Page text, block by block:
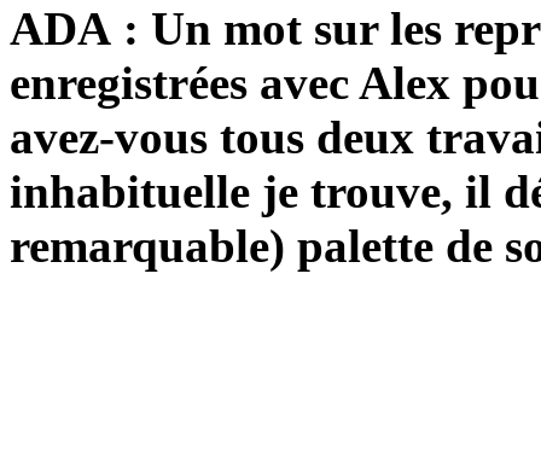
ADA : Un mot sur les
enregistrées avec Alex
avez-vous tous deux
inhabituelle je trouve, il
remarquable) palette de